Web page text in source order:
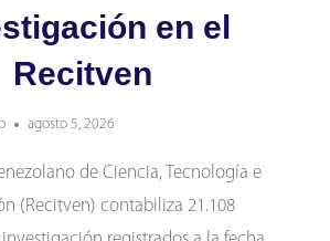
en el
Recitven
agosto 5, 2026
de Ciencia, Tecnología e
(Recitven) contabiliza 21.108